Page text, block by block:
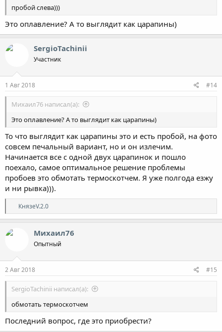
пробой слева)))
Это оплавление? А то выглядит как царапины)
SergioTachinii
Участник
1 Авг 2018 #14
Михаил76 написал(а):
Это оплавление? А то выглядит как царапины)
То что выглядит как царапины это и есть пробой, на фото
совсем печальный вариант, но и он излечим.
Начинается все с одной двух царапинок и пошло
поехало, самое оптимальное решение проблемы
пробоев это обмотать термоскотчем. Я уже полгода езжу
и ни рывка))).
Р
е
а
:
КнязеV.2.0
Михаил76
Опытный
2 Авг 2018 #15
SergioTachinii написал(а):
обмотать термоскотчем
Последний вопрос, где это приобрести?